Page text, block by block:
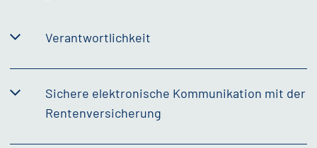
Verantwortlichkeit
Sichere elektronische Kommunikation mit der
Rentenversicherung